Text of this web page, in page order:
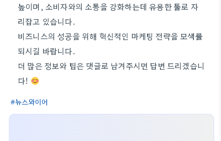
높이며, 소비자와의 소통을 강화하는데 유용한 툴로 자
리잡고 있습니다.
비즈니스의 성공을 위해 혁신적인 마케팅 전략을 모색률
되시길 바랍니다.
더 많은 정보와 팁은 댓글로 남겨주시면 답변 드리겠습니
다!
뉴스와이어